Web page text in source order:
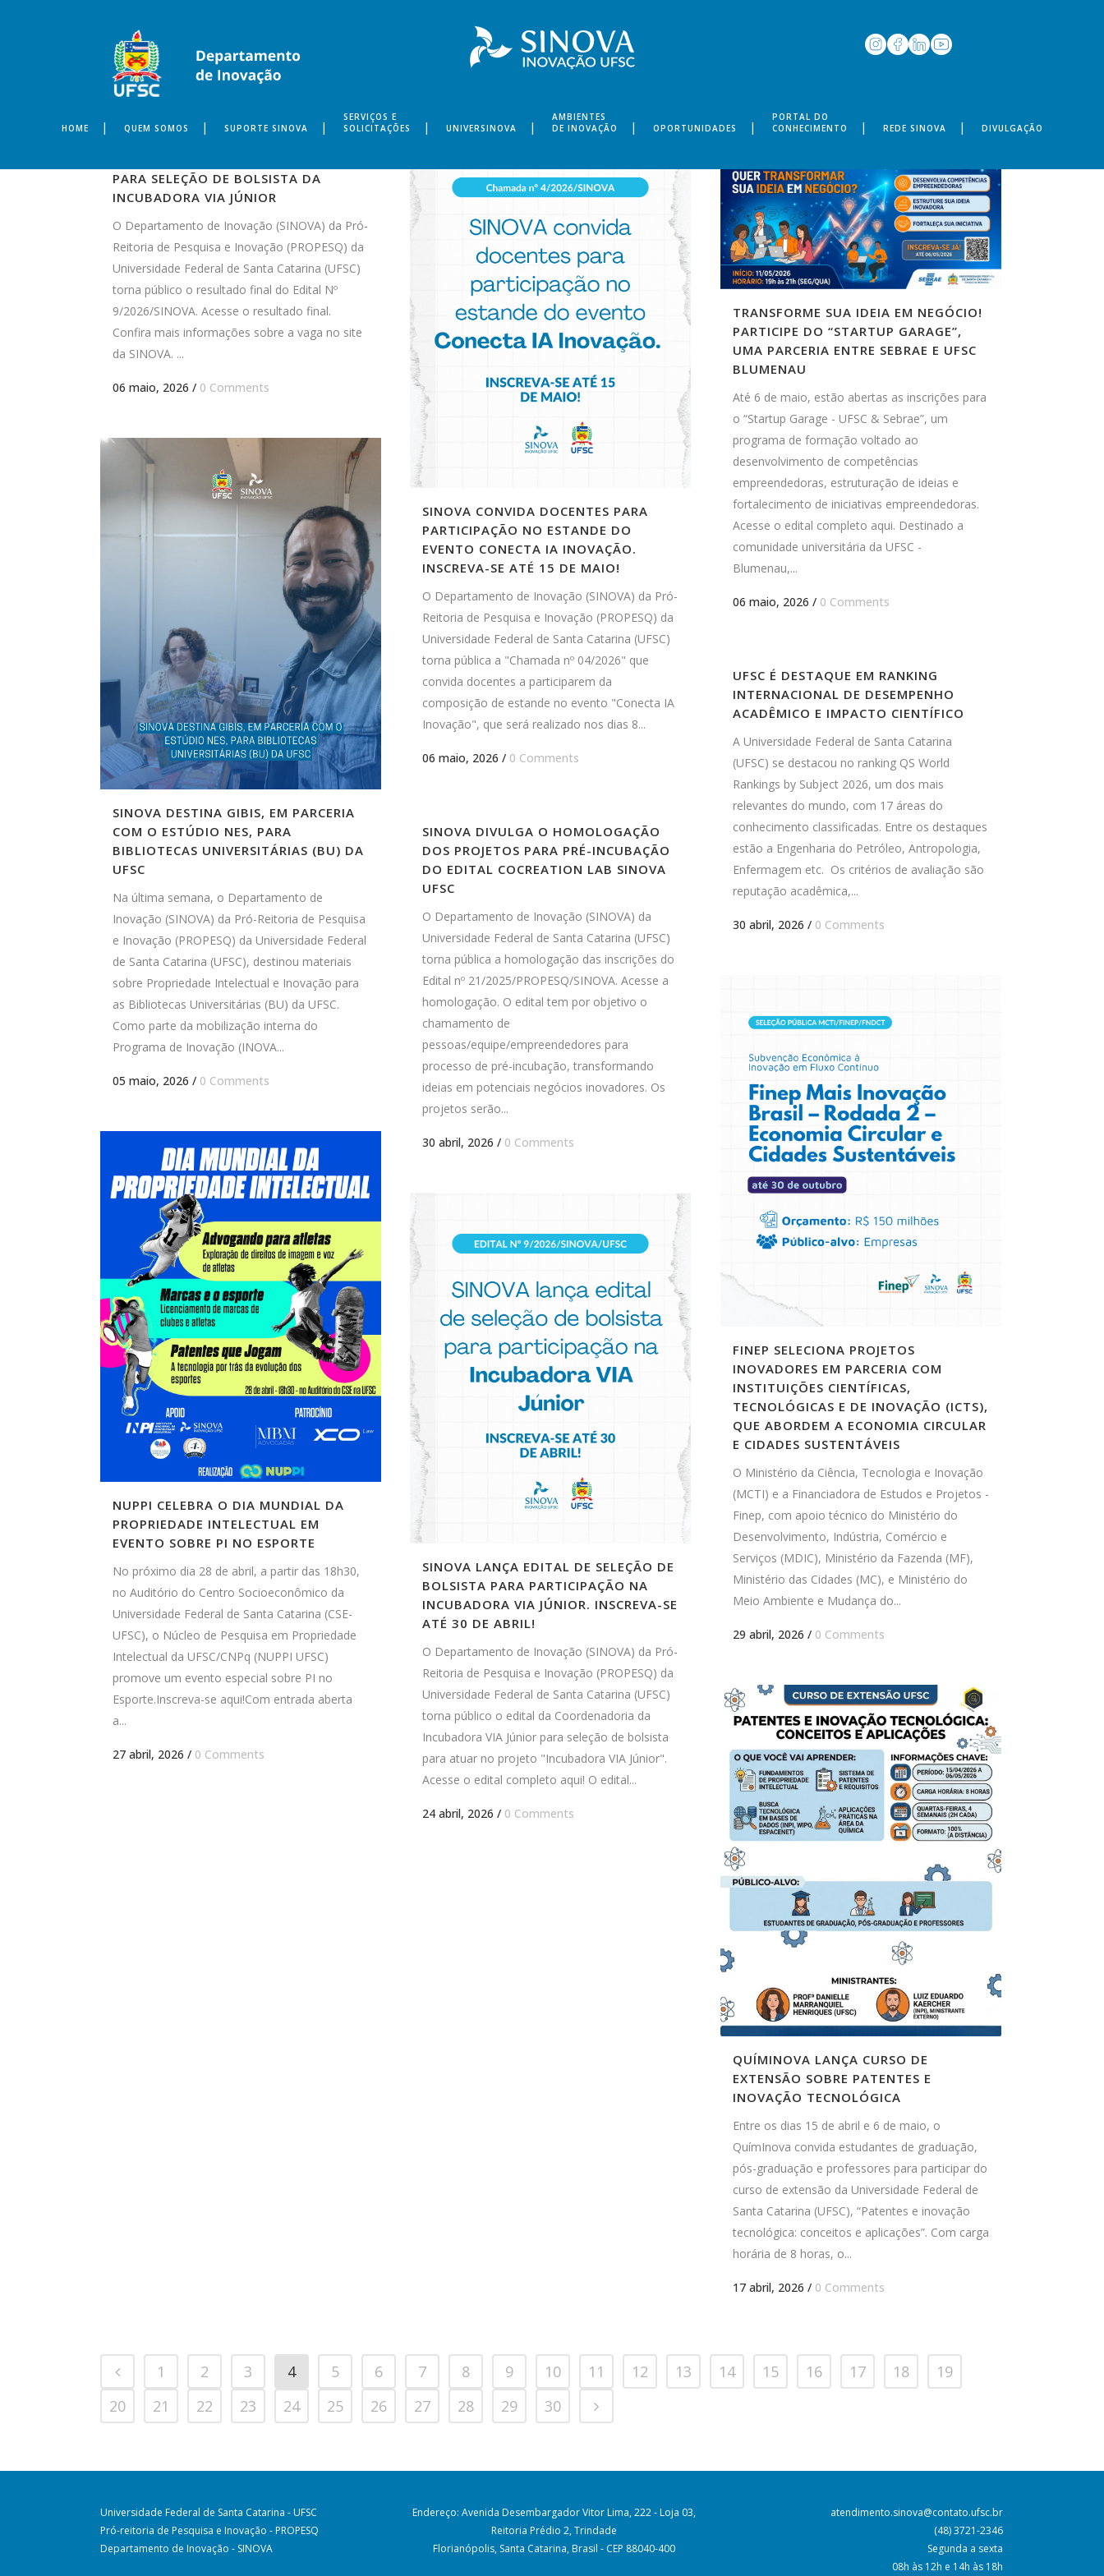
HOME QUEM SOMOS SUPORTE SINOVA
SERVIÇOS E
SOLICITAÇÕES
UNIVERSINOVA
AMBIENTES
DE INOVAÇÃO
OPORTUNIDADES
PORTAL DO
CONHECIMENTO
REDE SINOVA DIVULGAÇÃO
PARA SELEÇÃO DE BOLSISTA DA
INCUBADORA VIA JÚNIOR
O Departamento de Inovação (SINOVA) da Pró-
Reitoria de Pesquisa e Inovação (PROPESQ) da
Universidade Federal de Santa Catarina (UFSC)
torna público o resultado final do Edital Nº
9/2026/SINOVA. Acesse o resultado final.
Confira mais informações sobre a vaga no site
da SINOVA. ...
06 maio, 2026 / 0 Comments
SINOVA CONVIDA DOCENTES PARA
PARTICIPAÇÃO NO ESTANDE DO
EVENTO CONECTA IA INOVAÇÃO.
INSCREVA-SE ATÉ 15 DE MAIO!
O Departamento de Inovação (SINOVA) da Pró-
Reitoria de Pesquisa e Inovação (PROPESQ) da
Universidade Federal de Santa Catarina (UFSC)
torna pública a "Chamada nº 04/2026" que
convida docentes a participarem da
composição de estande no evento "Conecta IA
Inovação", que será realizado nos dias 8...
06 maio, 2026 / 0 Comments
TRANSFORME SUA IDEIA EM NEGÓCIO!
PARTICIPE DO “STARTUP GARAGE”,
UMA PARCERIA ENTRE SEBRAE E UFSC
BLUMENAU
Até 6 de maio, estão abertas as inscrições para
o “Startup Garage - UFSC & Sebrae”, um
programa de formação voltado ao
desenvolvimento de competências
empreendedoras, estruturação de ideias e
fortalecimento de iniciativas empreendedoras.
Acesse o edital completo aqui. Destinado a
comunidade universitária da UFSC -
Blumenau,...
06 maio, 2026 / 0 Comments
SINOVA DESTINA GIBIS, EM PARCERIA
COM O ESTÚDIO NES, PARA
BIBLIOTECAS UNIVERSITÁRIAS (BU) DA
UFSC
Na última semana, o Departamento de
Inovação (SINOVA) da Pró-Reitoria de Pesquisa
e Inovação (PROPESQ) da Universidade Federal
de Santa Catarina (UFSC), destinou materiais
sobre Propriedade Intelectual e Inovação para
as Bibliotecas Universitárias (BU) da UFSC.
Como parte da mobilização interna do
Programa de Inovação (INOVA...
05 maio, 2026 / 0 Comments
UFSC É DESTAQUE EM RANKING
INTERNACIONAL DE DESEMPENHO
ACADÊMICO E IMPACTO CIENTÍFICO
A Universidade Federal de Santa Catarina
(UFSC) se destacou no ranking QS World
Rankings by Subject 2026, um dos mais
relevantes do mundo, com 17 áreas do
conhecimento classificadas. Entre os destaques
estão a Engenharia do Petróleo, Antropologia,
Enfermagem etc. Os critérios de avaliação são
reputação acadêmica,...
30 abril, 2026 / 0 Comments
SINOVA DIVULGA O HOMOLOGAÇÃO
DOS PROJETOS PARA PRÉ-INCUBAÇÃO
DO EDITAL COCREATION LAB SINOVA
UFSC
O Departamento de Inovação (SINOVA) da
Universidade Federal de Santa Catarina (UFSC)
torna pública a homologação das inscrições do
Edital nº 21/2025/PROPESQ/SINOVA. Acesse a
homologação. O edital tem por objetivo o
chamamento de
pessoas/equipe/empreendedores para
processo de pré-incubação, transformando
ideias em potenciais negócios inovadores. Os
projetos serão...
30 abril, 2026 / 0 Comments
FINEP SELECIONA PROJETOS
INOVADORES EM PARCERIA COM
INSTITUIÇÕES CIENTÍFICAS,
TECNOLÓGICAS E DE INOVAÇÃO (ICTS),
QUE ABORDEM A ECONOMIA CIRCULAR
E CIDADES SUSTENTÁVEIS
O Ministério da Ciência, Tecnologia e Inovação
(MCTI) e a Financiadora de Estudos e Projetos -
Finep, com apoio técnico do Ministério do
Desenvolvimento, Indústria, Comércio e
Serviços (MDIC), Ministério da Fazenda (MF),
Ministério das Cidades (MC), e Ministério do
Meio Ambiente e Mudança do...
29 abril, 2026 / 0 Comments
NUPPI CELEBRA O DIA MUNDIAL DA
PROPRIEDADE INTELECTUAL EM
EVENTO SOBRE PI NO ESPORTE
No próximo dia 28 de abril, a partir das 18h30,
no Auditório do Centro Socioeconômico da
Universidade Federal de Santa Catarina (CSE-
UFSC), o Núcleo de Pesquisa em Propriedade
Intelectual da UFSC/CNPq (NUPPI UFSC)
promove um evento especial sobre PI no
Esporte.Inscreva-se aqui!Com entrada aberta
a...
27 abril, 2026 / 0 Comments
SINOVA LANÇA EDITAL DE SELEÇÃO DE
BOLSISTA PARA PARTICIPAÇÃO NA
INCUBADORA VIA JÚNIOR. INSCREVA-SE
ATÉ 30 DE ABRIL!
O Departamento de Inovação (SINOVA) da Pró-
Reitoria de Pesquisa e Inovação (PROPESQ) da
Universidade Federal de Santa Catarina (UFSC)
torna público o edital da Coordenadoria da
Incubadora VIA Júnior para seleção de bolsista
para atuar no projeto "Incubadora VIA Júnior".
Acesse o edital completo aqui! O edital...
24 abril, 2026 / 0 Comments
QUÍMINOVA LANÇA CURSO DE
EXTENSÃO SOBRE PATENTES E
INOVAÇÃO TECNOLÓGICA
Entre os dias 15 de abril e 6 de maio, o
QuímInova convida estudantes de graduação,
pós-graduação e professores para participar do
curso de extensão da Universidade Federal de
Santa Catarina (UFSC), “Patentes e inovação
tecnológica: conceitos e aplicações”. Com carga
horária de 8 horas, o...
17 abril, 2026 / 0 Comments
1 2 3 4 5 6 7 8 9 10 11 12 13 14 15 16 17 18
19
20
21 22 23 24 25 26 27 28 29 30
Universidade Federal de Santa Catarina - UFSC
Pró-reitoria de Pesquisa e Inovação - PROPESQ
Departamento de Inovação - SINOVA
Endereço: Avenida Desembargador Vitor Lima, 222 - Loja 03,
Reitoria Prédio 2, Trindade
Florianópolis, Santa Catarina, Brasil - CEP 88040-400
atendimento.sinova@contato.ufsc.br
(48) 3721-2346
Segunda a sexta
08h às 12h e 14h às 18h